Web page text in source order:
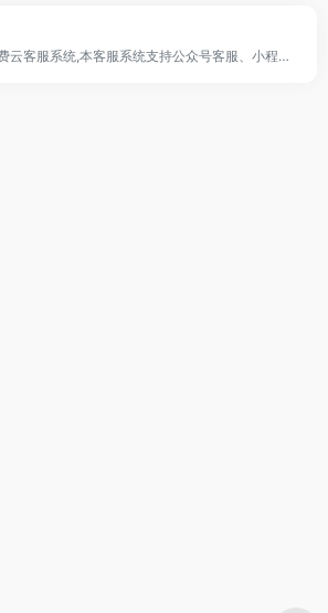
芝麻小客服,免费云客服系统,本客服系统支持公众号客服、小程序客服、网站客服、H5客服、APP客服、微信客服,视频号客服,企业微信私域等微信全生态全渠道客服接入,是新一代大模型智能客服系统. 和视频号打通，小程序电商系统打通支持侧边栏看商品订单，客服聊天页面支持工单，支持快捷回复处理客服消息，支持客服打标签，查看用户订单和企微私域打通，转接会话，查看同事会话，协助同事处理客户消息，添加客户跟进等功能,8年精心打磨的客服系统,200项聊天优化体验。芝麻小客服官网和芝麻云客服系统欢迎您的来访。